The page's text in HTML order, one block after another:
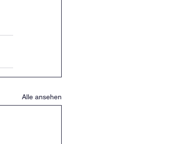
Alle ansehen